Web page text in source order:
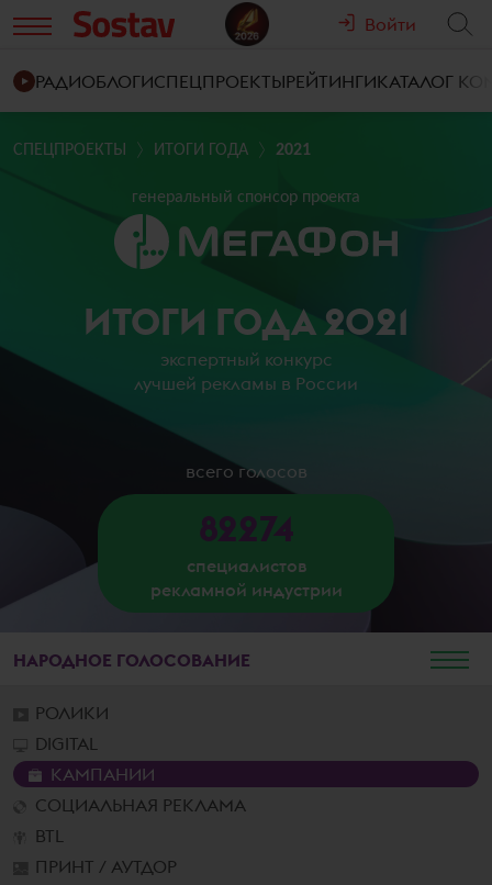
Войти
РАДИОБЛОГИСПЕЦПРОЕКТЫРЕЙТИНГИКАТАЛОГ
СПЕЦПРОЕКТЫ ИТОГИ ГОДА 2021
генеральный спонсор проекта
ИТОГИ ГОДА 2021
экспертный конкурс
лучшей рекламы в России
всего голосов
82274
специалистов
рекламной индустрии
НАРОДНОЕ ГОЛОСОВАНИЕ
РОЛИКИ
DIGITAL
КАМПАНИИ
СОЦИАЛЬНАЯ РЕКЛАМА
BTL
ПРИНТ / АУТДОР